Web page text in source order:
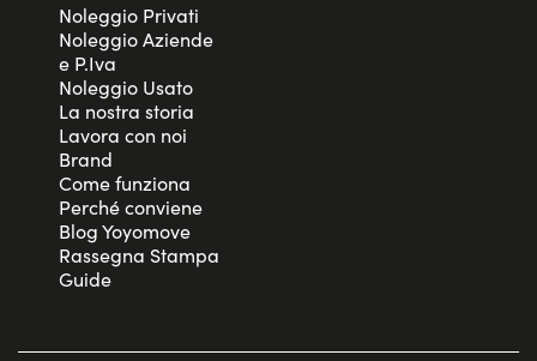
Noleggio Privati
Noleggio Aziende
e P.Iva
Noleggio Usato
La nostra storia
Lavora con noi
Brand
Come funziona
Perché conviene
Blog Yoyomove
Rassegna Stampa
Guide